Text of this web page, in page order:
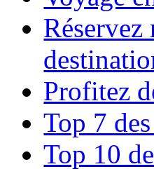
Profitez
Top 7
Top 10